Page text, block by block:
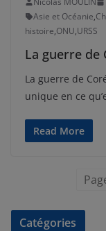
Asie et Océanie,
histoire,ONU,URSS
La guerre de
La guerre de
unique en ce
Read More
Catégories